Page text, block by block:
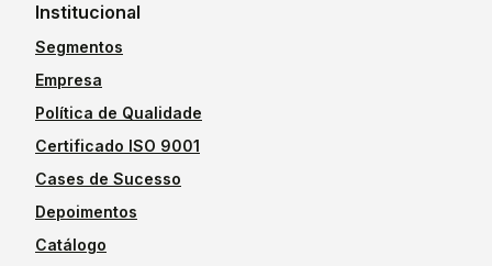
Institucional
Segmentos
Empresa
Política de Qualidade
Certificado ISO 9001
Cases de Sucesso
Depoimentos
Catálogo